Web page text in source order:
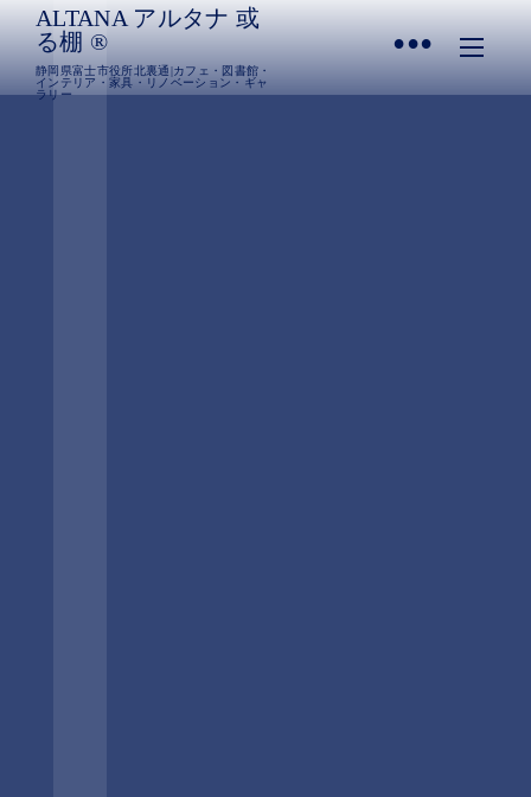
ALTANA アルタナ 或
る棚 ®︎
静岡県富士市役所北裏通|カフェ・図書館・
インテリア・家具・リノベーション・ギャ
ラリー
•